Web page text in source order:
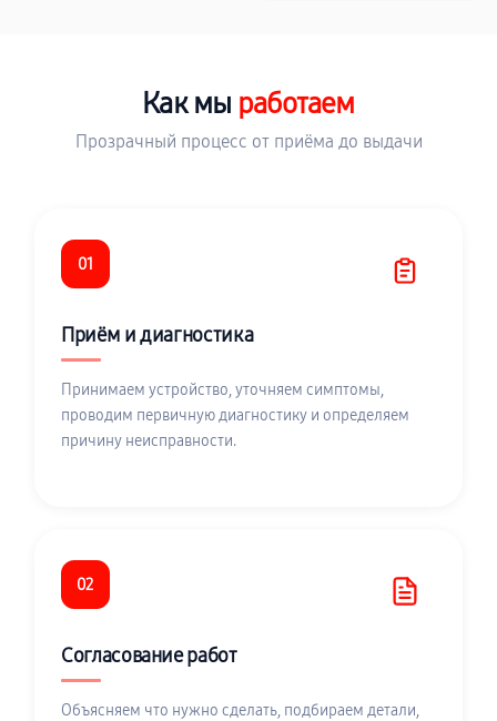
Как мы работаем
Прозрачный процесс от приёма до выдачи
01
Приём и диагностика
Принимаем устройство, уточняем симптомы,
проводим первичную диагностику и определяем
причину неисправности.
02
Согласование работ
Объясняем что нужно сделать, подбираем детали,